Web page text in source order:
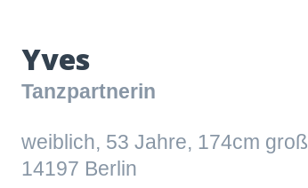
Yves
Tanzpartnerin
weiblich, 53 Jahre, 174cm groß
14197 Berlin